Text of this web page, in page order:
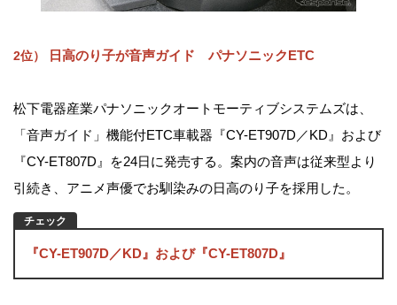
2位） 日高のり子が音声ガイド パナソニックETC
松下電器産業パナソニックオートモーティブシステムズは、
「音声ガイド」機能付ETC車載器『CY-ET907D／KD』および
『CY-ET807D』を24日に発売する。案内の音声は従来型より
引続き、アニメ声優でお馴染みの日高のり子を採用した。
『CY-ET907D／KD』および『CY-ET807D』